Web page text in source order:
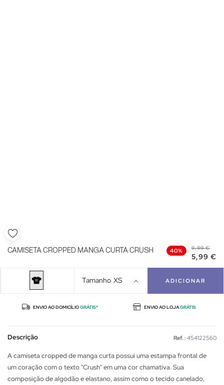
CAMISETA CROPPED MANGA CURTA CRUSH 40% 9,99 €
5,99 €
Tamanho XS ADICIONAR
ENVIO AO DOMICÍLIOGRÁTIS* ENVIO AO LOJAGRÁTIS
Descrição Ref. : 454122560
A camiseta cropped de manga curta possui uma estampa frontal de
um coração com o texto "Crush" em uma cor chamativa. Sua
composição de algodão e elastano, assim como o tecido canelado,